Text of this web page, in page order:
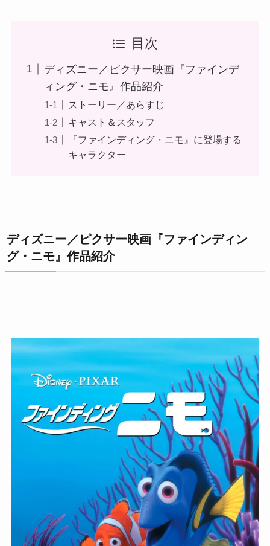
目次
ディズニー／ピクサー映画『ファインデ
ィング・ニモ』作品紹介
ストーリー／あらすじ
キャスト＆スタッフ
『ファインディング・ニモ』に登場する
キャラクター
ディズニー／ピクサー映画『ファインディン
グ・ニモ』作品紹介